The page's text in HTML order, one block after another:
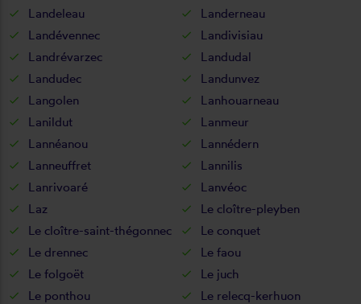
Landeleau
Landerneau
Landévennec
Landivisiau
Landrévarzec
Landudal
Landudec
Landunvez
Langolen
Lanhouarneau
Lanildut
Lanmeur
Lannéanou
Lannédern
Lanneuffret
Lannilis
Lanrivoaré
Lanvéoc
Laz
Le cloître-pleyben
Le cloître-saint-thégonnec
Le conquet
Le drennec
Le faou
Le folgoët
Le juch
Le ponthou
Le relecq-kerhuon